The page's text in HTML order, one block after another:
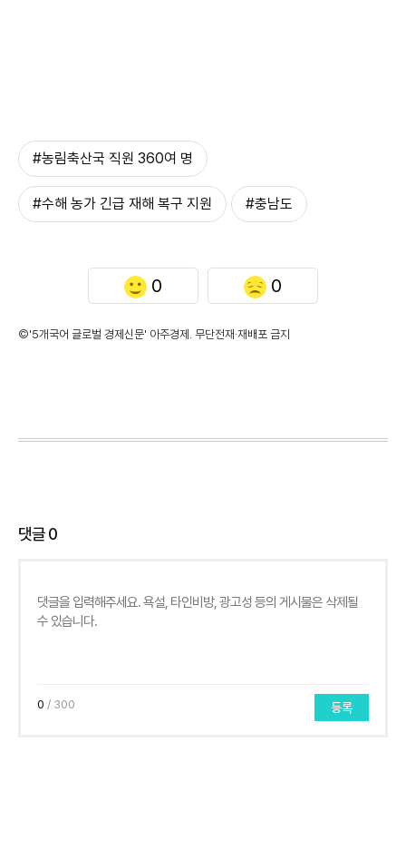
#농림축산국 직원 360여 명
#수해 농가 긴급 재해 복구 지원 #충남도
0 0
©'5개국어 글로벌 경제신문' 아주경제. 무단전재·재배포 금지
댓글0
0 / 300 등록